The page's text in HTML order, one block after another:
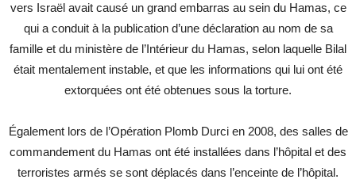
vers Israël avait causé un grand embarras au sein du Hamas, ce
qui a conduit à la publication d’une déclaration au nom de sa
famille et du ministère de l’Intérieur du Hamas, selon laquelle Bilal
était mentalement instable, et que les informations qui lui ont été
extorquées ont été obtenues sous la torture.
Également lors de l’Opération Plomb Durci en 2008, des salles de
commandement du Hamas ont été installées dans l’hôpital et des
terroristes armés se sont déplacés dans l’enceinte de l’hôpital.